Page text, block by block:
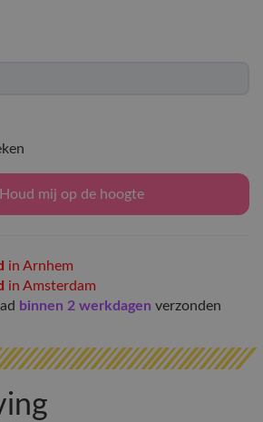
mij op de hoogte
in Arnhem
in Amsterdam
binnen 2 werkdagen verzonden